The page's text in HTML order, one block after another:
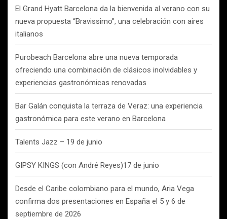
El Grand Hyatt Barcelona da la bienvenida al verano con su
nueva propuesta “Bravissimo”, una celebración con aires
italianos
Purobeach Barcelona abre una nueva temporada
ofreciendo una combinación de clásicos inolvidables y
experiencias gastronómicas renovadas
Bar Galán conquista la terraza de Veraz: una experiencia
gastronómica para este verano en Barcelona
Talents Jazz – 19 de junio
GIPSY KINGS (con André Reyes)17 de junio
Desde el Caribe colombiano para el mundo, Aria Vega
confirma dos presentaciones en España el 5 y 6 de
septiembre de 2026